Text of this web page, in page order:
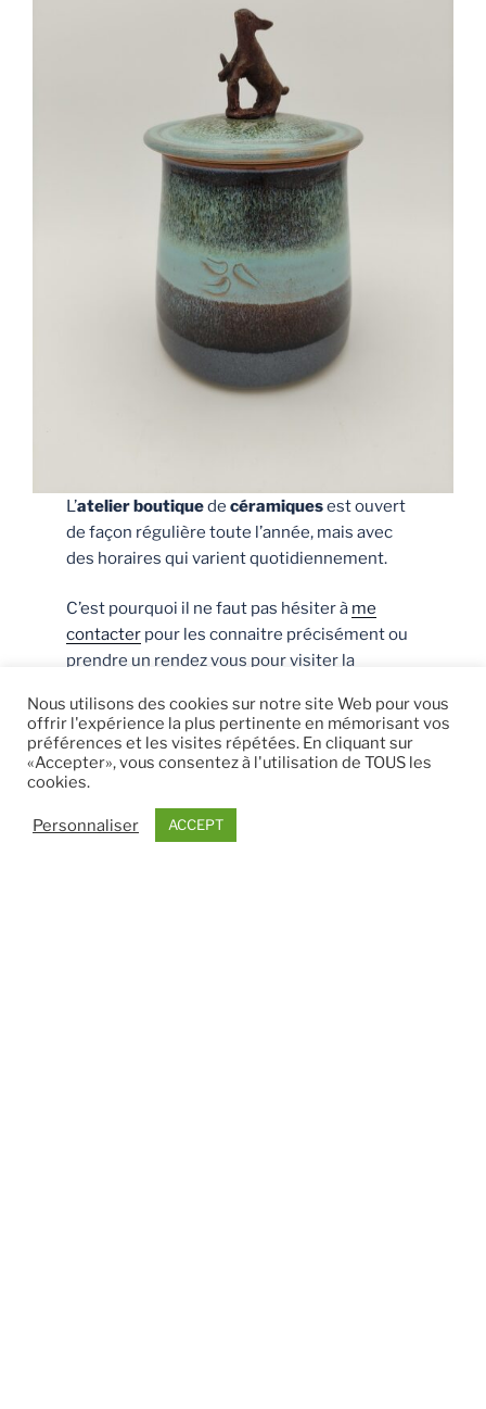
L’atelier boutiquedecéramiquesest ouvert
de façon régulière toute l’année, mais avec
des horaires qui varient quotidiennement.
C’est pourquoi il ne faut pas hésiter à me
contacter pour les connaitre précisément ou
prendre un rendez vous pour visiter la
Pendant l’été, découvrez l’atelier et des
démonstrations de tournage, sur
réservation.
Le lieu d’exposition vente est
Nous utilisons des cookies sur notre site Web pour vous
offrir l'expérience la plus pertinente en mémorisant vos
préférences et les visites répétées. En cliquant sur
«Accepter», vous consentez à l'utilisation de TOUS les
cookies.
Personnaliser ACCEPT